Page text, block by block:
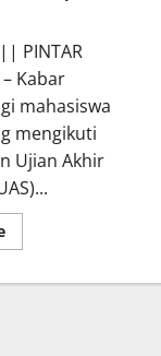
|| PINTAR
– Kabar
mahasiswa
mengikuti
Ujian Akhir
Read
more
Bagikan